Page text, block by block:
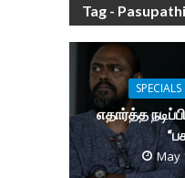
Tag - Pasupathi
SPECIALS
எதார்த்த
May